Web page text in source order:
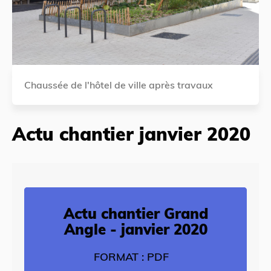
Chaussée de l'hôtel de ville après travaux
Actu chantier janvier 2020
Actu chantier Grand
Angle - janvier 2020
FORMAT : PDF